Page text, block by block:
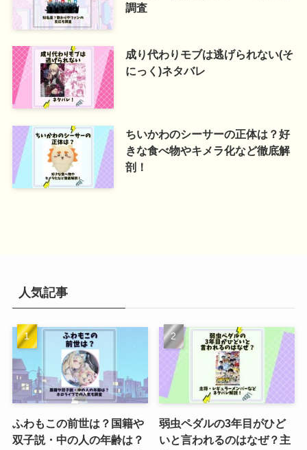
調査
成り代わりモブは逃げられない(そ
にっく)ネタバレ
ちいかわのシーサーの正体は？好
きな食べ物やキメラ化など徹底解
剖！
人気記事
ふわもこの前世は？国籍や
双子説・中の人の年齢は？
弱虫ペダルの3年目がひど
いと言われるのはなぜ？主